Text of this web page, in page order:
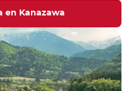
en Kanazawa